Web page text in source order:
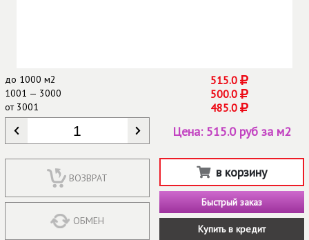
до 1000 м2 515.0
1001 — 3000 500.0
от3001 485.0
КОЛИЧЕСТВО
ВОЗВРАТ
ОБМЕН
Цена: 515.0 руб за м2
в корзину
Быстрый заказ
Купить в кредит